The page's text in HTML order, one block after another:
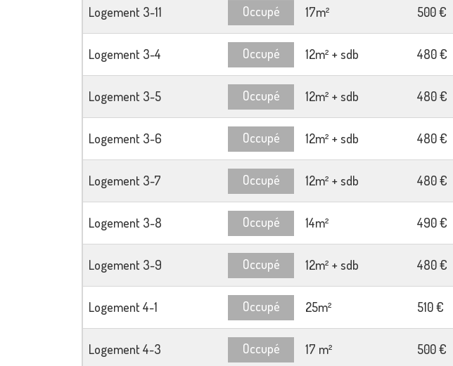
Logement 3-11 Occupé 17m² 500 €
Logement 3-4 Occupé 12m² + sdb 480 €
Logement 3-5 Occupé 12m² + sdb 480 €
Logement 3-6 Occupé 12m² + sdb 480 €
Logement 3-7 Occupé 12m² + sdb 480 €
Logement 3-8 Occupé 14m² 490 €
Logement 3-9 Occupé 12m² + sdb 480 €
Logement 4-1 Occupé 25m² 510 €
Logement 4-3 Occupé 17 m² 500 €